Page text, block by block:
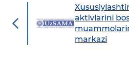
aktivlarini
markazi